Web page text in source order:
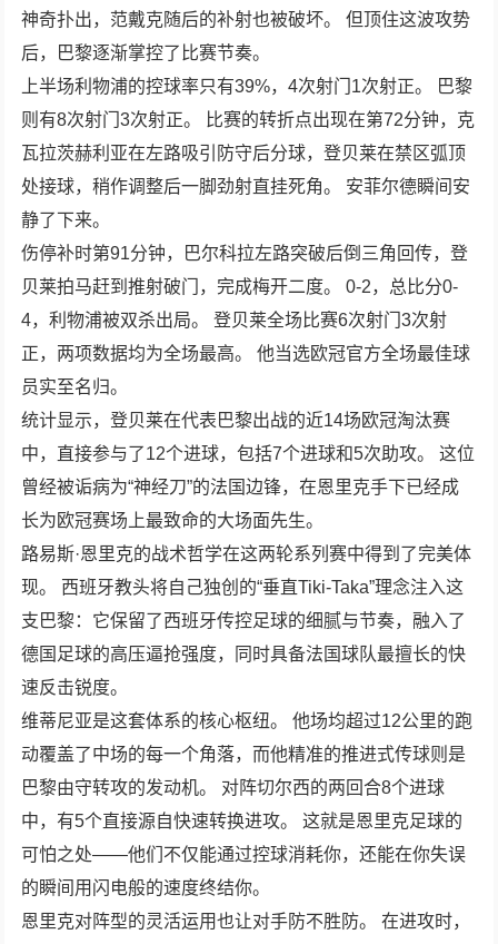
神奇扑出，范戴克随后的补射也被破坏。 但顶住这波攻势
后，巴黎逐渐掌控了比赛节奏。
上半场利物浦的控球率只有39%，4次射门1次射正。 巴黎
则有8次射门3次射正。 比赛的转折点出现在第72分钟，克
瓦拉茨赫利亚在左路吸引防守后分球，登贝莱在禁区弧顶
处接球，稍作调整后一脚劲射直挂死角。 安菲尔德瞬间安
静了下来。
伤停补时第91分钟，巴尔科拉左路突破后倒三角回传，登
贝莱拍马赶到推射破门，完成梅开二度。 0-2，总比分0-
4，利物浦被双杀出局。 登贝莱全场比赛6次射门3次射
正，两项数据均为全场最高。 他当选欧冠官方全场最佳球
员实至名归。
统计显示，登贝莱在代表巴黎出战的近14场欧冠淘汰赛
中，直接参与了12个进球，包括7个进球和5次助攻。 这位
曾经被诟病为“神经刀”的法国边锋，在恩里克手下已经成
长为欧冠赛场上最致命的大场面先生。
路易斯·恩里克的战术哲学在这两轮系列赛中得到了完美体
现。 西班牙教头将自己独创的“垂直Tiki-Taka”理念注入这
支巴黎：它保留了西班牙传控足球的细腻与节奏，融入了
德国足球的高压逼抢强度，同时具备法国球队最擅长的快
速反击锐度。
维蒂尼亚是这套体系的核心枢纽。 他场均超过12公里的跑
动覆盖了中场的每一个角落，而他精准的推进式传球则是
巴黎由守转攻的发动机。 对阵切尔西的两回合8个进球
中，有5个直接源自快速转换进攻。 这就是恩里克足球的
可怕之处——他们不仅能通过控球消耗你，还能在你失误
的瞬间用闪电般的速度终结你。
恩里克对阵型的灵活运用也让对手防不胜防。 在进攻时，